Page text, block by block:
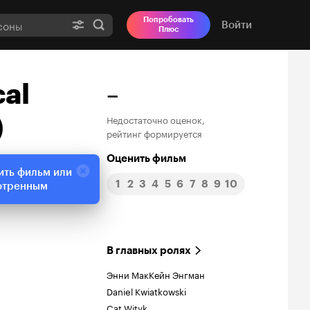
Попробовать
Плюс
Войти
–
Недостаточно оценок,
рейтинг формируется
Оценить фильм
1 2 3 4 5 6 7 8 9 10
В главных ролях
Энни МакКейн Энгман
Daniel Kwiatkowski
Cat Wityk
фильм или